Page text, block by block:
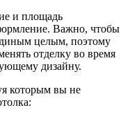
и площадь
Важно, чтобы
целым, поэтому
отделку во время
дизайну.
которым вы не